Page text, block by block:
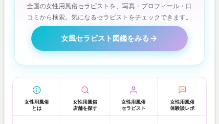
全国の女性用風俗セラピストを、写真・プロフィール・口
コミから検索。気になるセラピストをチェックできます。
女風セラピスト図鑑をみる
女性用風俗
とは
女性用風俗
店舗を探す
女性用風俗
セラピスト
女性用風俗
体験談レポ